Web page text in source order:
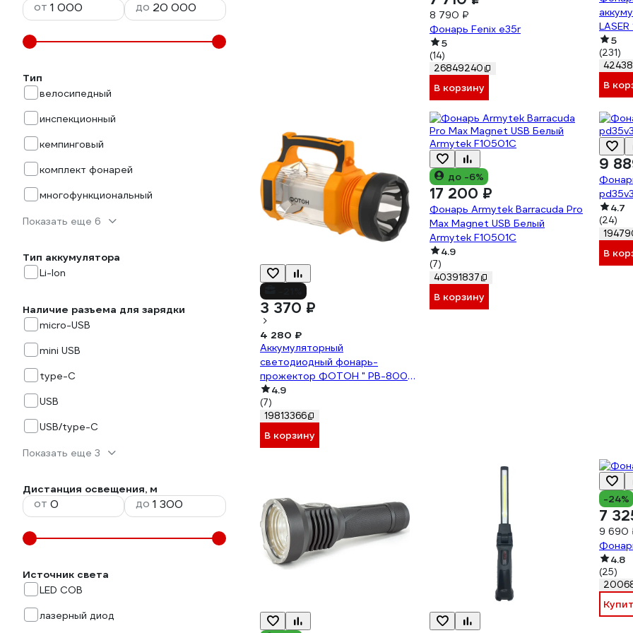
от до
Тип
велосипедный
инспекционный
кемпинговый
комплект фонарей
многофункциональный
Показать еще 6
Тип аккумулятора
Li-Ion
Наличие разъема для зарядки
micro-USB
mini USB
type-C
USB
USB/type-C
Показать еще 3
Дистанция освещения, м
от до
Источник света
LED COB
лазерный диод
8 790 ₽
Фонарь Fenix e35r
5
(14)
26849240
В корзину
890583
5
(231)
В
3 370 ₽
4 280 ₽
Аккумуляторный
светодиодный фонарь-
прожектор ФОТОН " PB-8000
24288
4.9
(7)
19813366
В корзину
до -6%
17 200 ₽
Фонарь Armytek Barracuda Pro
Max Magnet USB Белый
Armytek F10501C
4.9
(7)
40391837
В корзину
9
4.7
(24)
В
-24%
7
9 690
4.8
(25)